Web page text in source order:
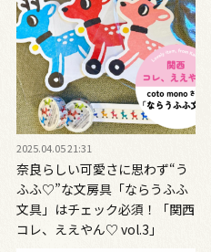
2025.04.05 21:31
奈良らしい可愛さに思わず“う
ふふ♡”な文房具「ならうふふ
文具」はチェック必須！「関西
コレ、ええやん♡ vol.3」